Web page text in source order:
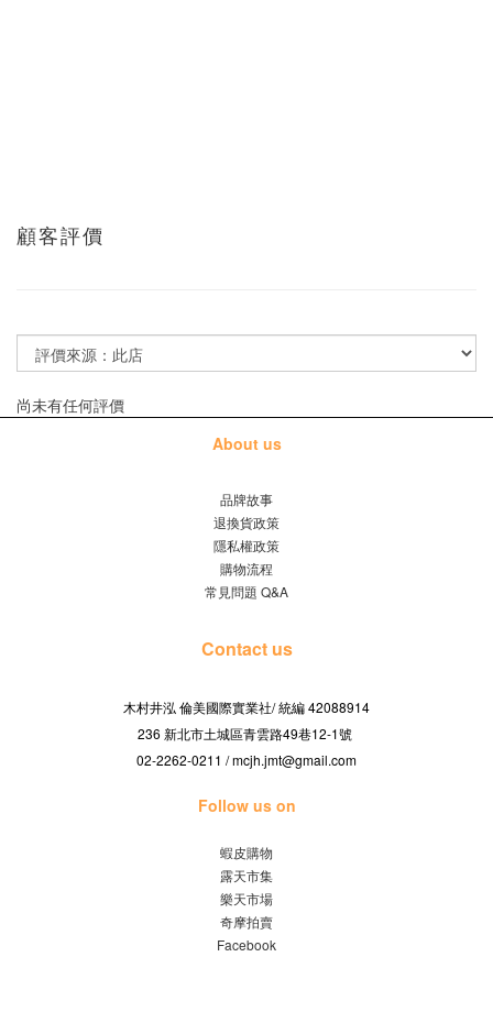
顧客評價
尚未有任何評價
About us
品牌故事
退換貨政策
隱私權政策
購物流程
常見問題 Q&A
Contact us
木村井泓 倫美國際實業社/統編 42088914
236 新北市土城區青雲路49巷12-1號
02-2262-0211 / mcjh.jmt@gmail.com
Follow us on
蝦皮購物
露天市集
樂天市場
奇摩拍賣
Facebook